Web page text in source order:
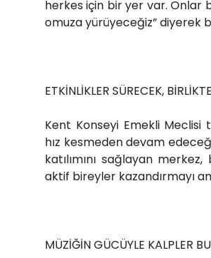
herkes için bir yer var. Onlar
omuza yürüyeceğiz” diyerek
ETKİNLİKLER SÜRECEK,
Kent Konseyi Emekli Meclisi
hız kesmeden devam
katılımını sağlayan
aktif bireyler kazandırmayı
MÜZİĞİN GÜCÜYLE KALPLER